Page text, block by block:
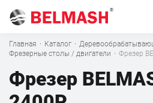
Главная · Каталог ·
Фрезерные столы / двигатели · Фрезер
Фрезер